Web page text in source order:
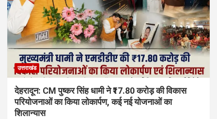
उत्तराखंड
देहरादून: CM पुष्कर सिंह धामी ने ₹17.80 करोड़ की विकास
परियोजनाओं का किया लोकार्पण, कई नई योजनाओं का
शिलान्यास